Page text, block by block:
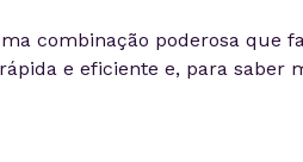
combinação poderosa que
e eficiente e, para saber